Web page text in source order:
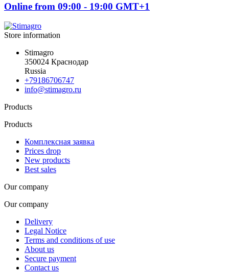
Online from 09:00 - 19:00 GMT+1
Store information
Stimagro
350024 Краснодар
Russia
+79186706747
info@stimagro.ru
Products
Products
Комплексная заявка
Prices drop
New products
Best sales
Our company
Our company
Delivery
Legal Notice
Terms and conditions of use
About us
Secure payment
Contact us